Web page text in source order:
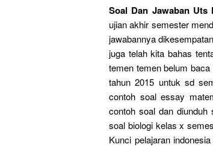
Soal Dan Jawaban Uts
ujian akhir semester
jawabannya
juga telah kita bahas
temen temen belum
tahun 2015 untuk sd
contoh soal essay
contoh soal dan diunduh
soal biologi kelas x
Kunci pelajaran